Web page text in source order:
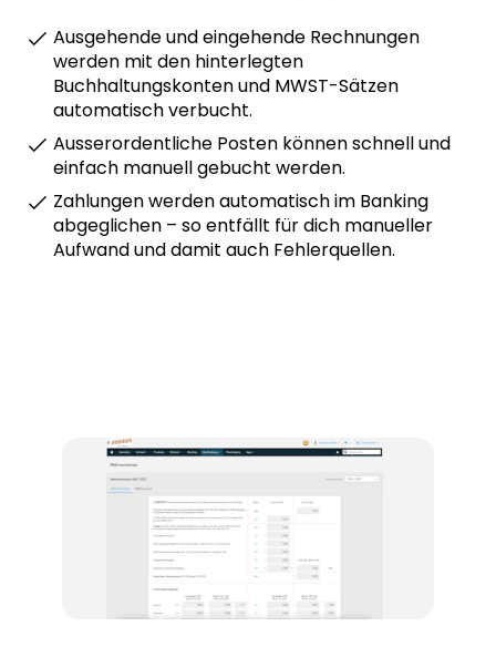
Ausgehende und eingehende Rechnungen
werden mit den hinterlegten
Buchhaltungskonten und MWST-Sätzen
automatisch verbucht.
Ausserordentliche Posten können schnell und
einfach manuell gebucht werden.
Zahlungen werden automatisch im Banking
abgeglichen – so entfällt für dich manueller
Aufwand und damit auch Fehlerquellen.